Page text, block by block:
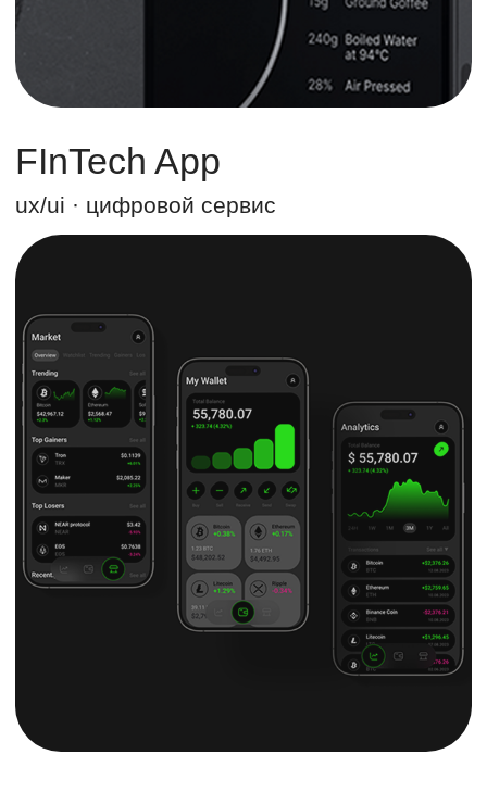
Мобильное
приложение
трансформируя дизайн-макеты в
Мы разрабатываем сайты, которые
адаптивный дизайн. Независимо от
платформы — конструктор или
кастомная разработка — наши
удобство пользователей и
достижение бизнес-целей
Мы создаём интернет-магазины,
которые помогают брендам
выделиться. В каждом проекте акцент
на UX/UI-дизайне, обеспечивающем
интуитивный интерфейс, и
визуальных решениях, усиливающих
привлекательность вашего продукта
Онлайн-магазин